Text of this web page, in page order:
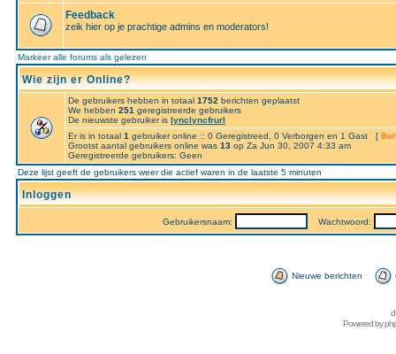
Feedback
zeik hier op je prachtige admins en moderators!
Markeer alle forums als gelezen
Wie zijn er Online?
De gebruikers hebben in totaal 1752 berichten geplaatst
We hebben 251 geregistreerde gebruikers
De nieuwste gebruiker is lynclyncfrurl
Er is in totaal 1 gebruiker online :: 0 Geregistreed, 0 Verborgen en 1 Gast [
Grootst aantal gebruikers online was 13 op Za Jun 30, 2007 4:33 am
Geregistreerde gebruikers: Geen
Deze lijst geeft de gebruikers weer die actief waren in de laatste 5 minuten
Inloggen
Gebruikersnaam: Wachtwoord:
Nieuwe berichten
Powered by